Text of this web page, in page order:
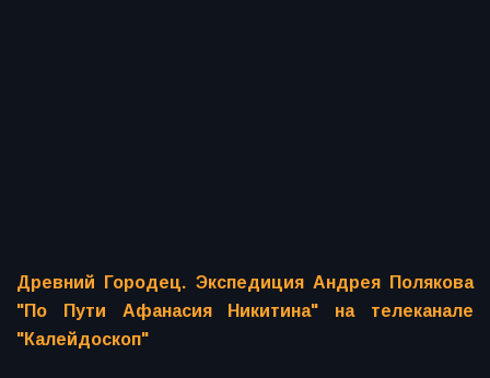
Древний Городец. Экспедиция Андрея Полякова
"По Пути Афанасия Никитина" на телеканале
"Калейдоскоп"